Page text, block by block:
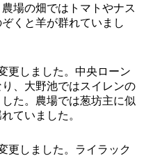
場の畑ではトマトやナス
くと羊が群れていまし
更しました。中央ローン
、大野池ではスイレンの
た。農場では葱坊主に似
ていました。
更しました。ライラック